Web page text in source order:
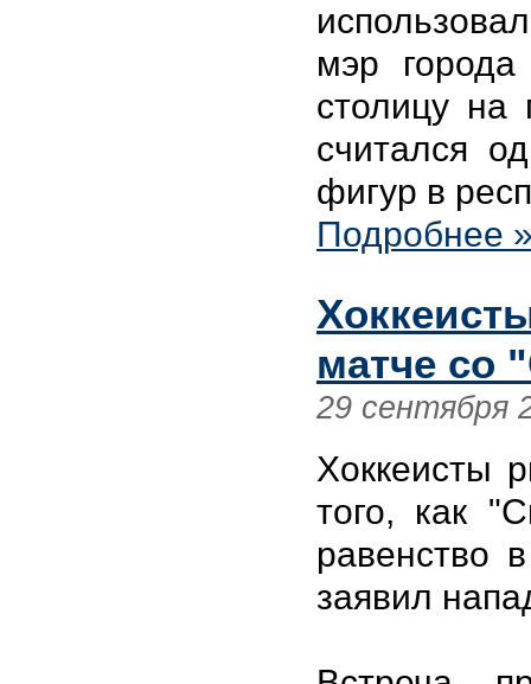
мэр
столицу на
считался
фигур в
Подробнее
матче со
29 сентября
Хоккеисты
того, как
равенство
заявил